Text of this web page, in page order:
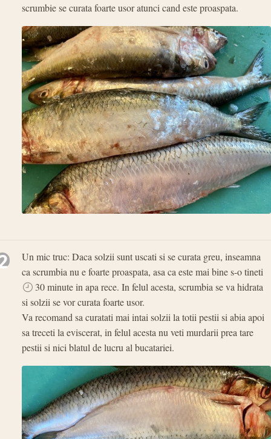
scrumbie se curata foarte usor atunci cand este proaspata.
Un mic truc: Daca solzii sunt uscati si se curata greu, inseamna
ca scrumbia nu e foarte proaspata, asa ca este mai bine s-o tineti
30 minute in apa rece. In felul acesta, scrumbia se va hidrata
si solzii se vor curata foarte usor.
Va recomand sa curatati mai intai solzii la totii pestii si abia apoi
sa treceti la eviscerat, in felul acesta nu veti murdarii prea tare
pestii si nici blatul de lucru al bucatariei.